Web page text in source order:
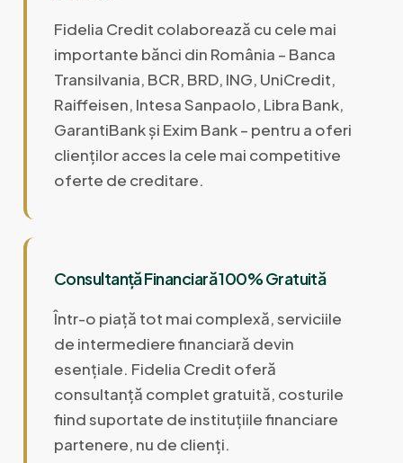
Fidelia Credit colaborează cu cele mai
importante bănci din România – Banca
Transilvania, BCR, BRD, ING, UniCredit,
Raiffeisen, Intesa Sanpaolo, Libra Bank,
GarantiBank și Exim Bank – pentru a oferi
clienților acces la cele mai competitive
oferte de creditare.
Consultanță Financiară 100% Gratuită
Într-o piață tot mai complexă, serviciile
de intermediere financiară devin
esențiale. Fidelia Credit oferă
consultanță complet gratuită, costurile
fiind suportate de instituțiile financiare
partenere, nu de clienți.